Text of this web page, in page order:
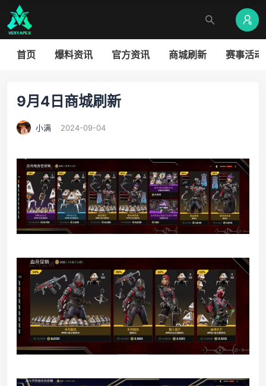
首页 爆料资讯 官方资讯 商城刷新 赛事活动
9月4日商城刷新
小满 2024-09-04